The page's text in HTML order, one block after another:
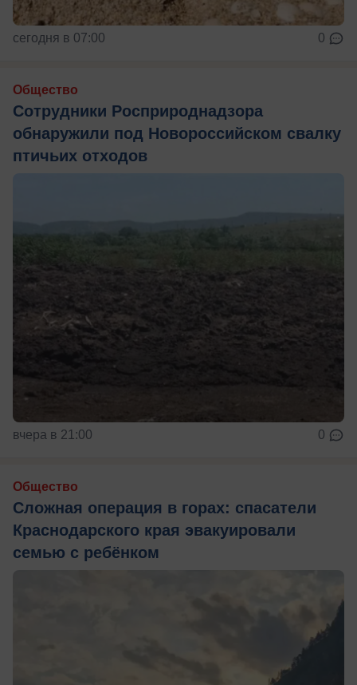
сегодня в 07:00 0
Общество
Сотрудники Росприроднадзора
обнаружили под Новороссийском свалку
птичьих отходов
вчера в 21:00 0
Общество
Сложная операция в горах: спасатели
Краснодарского края эвакуировали
семью с ребёнком